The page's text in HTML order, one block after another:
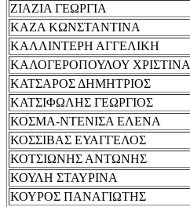
ΖΙΑΖΙΑ ΓΕΩΡΓΙΑ
ΚΑΖΑ ΚΩΝΣΤΑΝΤΙΝΑ
ΚΑΛΛΙΝΤΕΡΗ ΑΓΓΕΛΙΚΗ
ΚΑΛΟΓΕΡΟΠΟΥΛΟΥ ΧΡΙΣΤΙΝΑ
ΚΑΤΣΑΡΟΣ ΔΗΜΗΤΡΙΟΣ
ΚΑΤΣΙΦΩΛΗΣ ΓΕΩΡΓΙΟΣ
ΚΟΣΜΑ-ΝΤΕΝΙΣΑ ΕΛΕΝΑ
ΚΟΣΣΙΒΑΣ ΕΥΑΓΓΕΛΟΣ
ΚΟΤΣΙΩΝΗΣ ΑΝΤΩΝΗΣ
ΚΟΥΛΗ ΣΤΑΥΡΙΝΑ
ΚΟΥΡΟΣ ΠΑΝΑΓΙΩΤΗΣ